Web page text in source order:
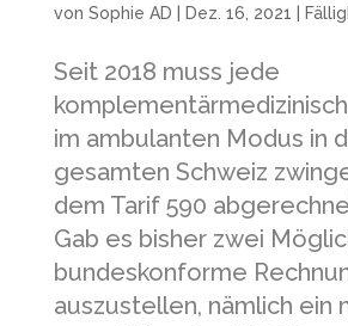
von Sophie AD Dez. 16, 2021
Seit 2018 muss jede
im ambulanten Modus in
gesamten Schweiz
dem Tarif 590
Gab es bisher zwei
bundeskonforme
auszustellen, nämlich ein